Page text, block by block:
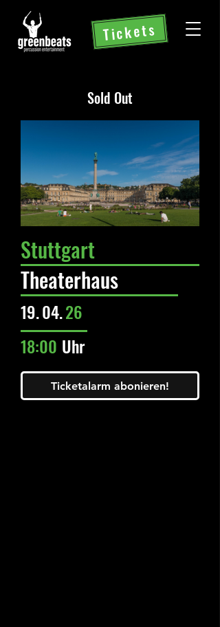
Tickets
Sold Out
Stuttgart
19.04.26
18:00 Uhr
Theaterhaus
Ticketalarm abonieren!